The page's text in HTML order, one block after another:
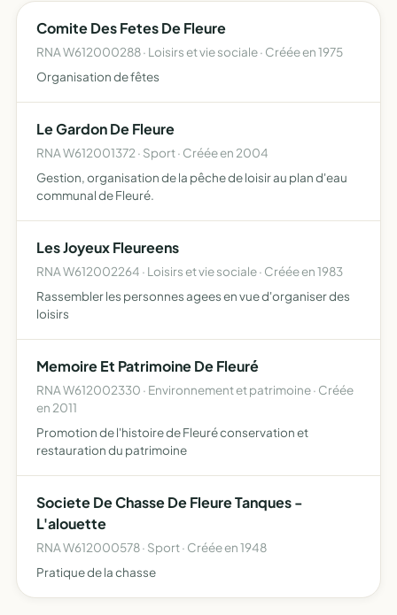
Comite Des Fetes De Fleure
RNA W612000288 · Loisirs et vie sociale · Créée en 1975
Organisation de fêtes
Le Gardon De Fleure
RNA W612001372 · Sport · Créée en 2004
Gestion, organisation de la pêche de loisir au plan d'eau
communal de Fleuré.
Les Joyeux Fleureens
RNA W612002264 · Loisirs et vie sociale · Créée en 1983
Rassembler les personnes agees en vue d'organiser des
loisirs
Memoire Et Patrimoine De Fleuré
RNA W612002330 · Environnement et patrimoine · Créée
en 2011
Promotion de l'histoire de Fleuré conservation et
restauration du patrimoine
Societe De Chasse De Fleure Tanques -
L'alouette
RNA W612000578 · Sport · Créée en 1948
Pratique de la chasse